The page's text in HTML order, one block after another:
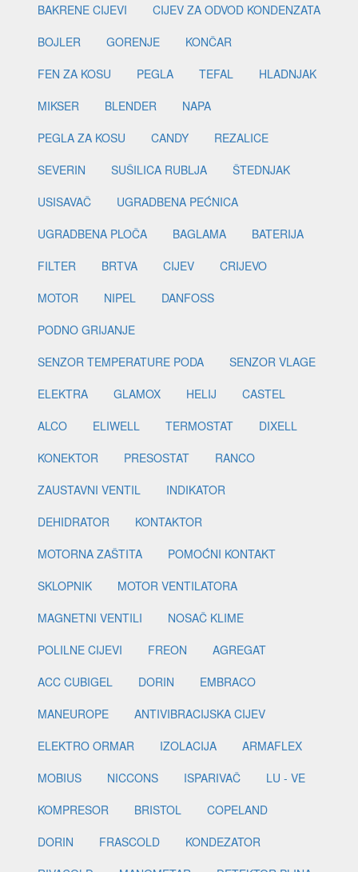
BAKRENE CIJEVI
CIJEV ZA ODVOD KONDENZATA
BOJLER
GORENJE
KONČAR
FEN ZA KOSU
PEGLA TEFAL
HLADNJAK
MIKSER
BLENDER
NAPA
PEGLA ZA KOSU
CANDY
REZALICE
SEVERIN
SUŠILICA RUBLJA
ŠTEDNJAK
USISAVAČ
UGRADBENA PEĆNICA
UGRADBENA PLOČA
BAGLAMA
BATERIJA
FILTER
BRTVA CIJEV
CRIJEVO
MOTOR
NIPEL
DANFOSS
PODNO GRIJANJE
SENZOR TEMPERATURE PODA
SENZOR VLAGE
ELEKTRA
GLAMOX HELIJ
CASTEL
ALCO
ELIWELL TERMOSTAT
DIXELL
KONEKTOR
PRESOSTAT
RANCO
ZAUSTAVNI VENTIL
INDIKATOR
DEHIDRATOR
KONTAKTOR
MOTORNA ZAŠTITA
POMOĆNI KONTAKT
SKLOPNIK
MOTOR VENTILATORA
MAGNETNI VENTILI
NOSAČ KLIME
POLILNE CIJEVI
FREON
AGREGAT
ACC CUBIGEL
DORIN
EMBRACO
MANEUROPE
ANTIVIBRACIJSKA CIJEV
ELEKTRO ORMAR
IZOLACIJA
ARMAFLEX
MOBIUS
NICCONS ISPARIVAČ
LU - VE
KOMPRESOR
BRISTOL
COPELAND
DORIN
FRASCOLD
KONDEZATOR